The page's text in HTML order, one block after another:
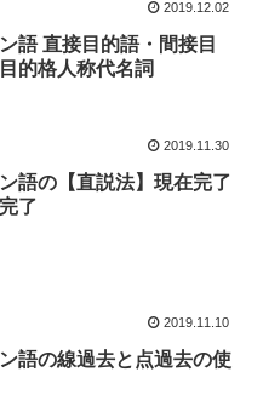
2019.12.02
語 直接目的語・間接目
的格人称代名詞
2019.11.30
語の【直説法】現在完了
了
2019.11.10
語の線過去と点過去の使